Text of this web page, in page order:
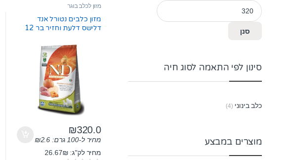
מזון לכלב בוגר
מזון כלבים נטורל אנד
דלישס דלעת וחזיר בר 12
₪320.0
מחיר ל-100 גרם: ₪2.6
מחיר לק"ג: 26.67₪
סנן
סינון לפי התאמה לסוג חיה
כלב בינוני (4)
מוצרים במבצע